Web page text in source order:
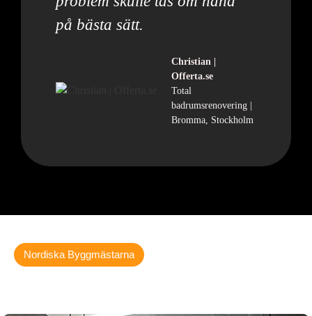
på bästa sätt.
Christian |
Offerta.se
Total
badrumsrenovering |
Bromma, Stockholm
Nordiska Byggmästarna